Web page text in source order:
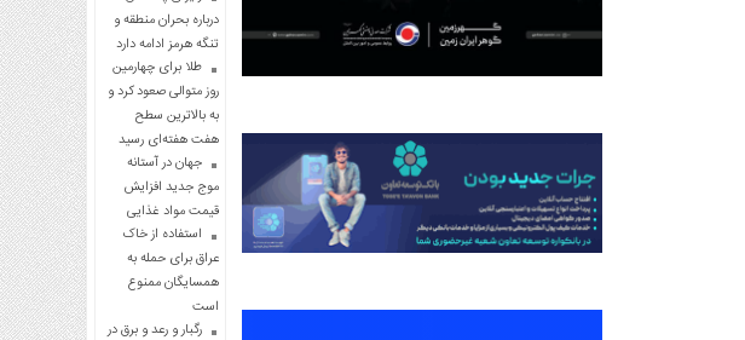
درباره بحران منطقه و
تنگه هرمز ادامه دارد
طلا برای چهارمین
روز متوالی صعود کرد و
به بالاترین سطح
هفت هفته‌ای رسید
جهان در آستانه
موج جدید افزایش
قیمت مواد غذایی
استفاده از خاک
عراق برای حمله به
همسایگان ممنوع
است
رگبار و رعد و برق در